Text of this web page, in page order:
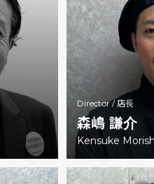
Director / 店長
森嶋 謙介
Kensuke